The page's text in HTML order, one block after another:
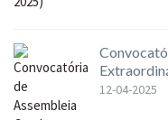
12-04-2025